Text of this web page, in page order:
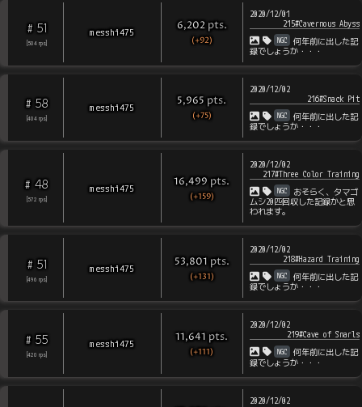
# 51
504 rps
messhi475 6,202 pts.
(+92)
2020/12/01
215#Cavernous Abyss
NGC
何年前に出した記
録でしょうか・・・
# 58
[404 rps
messhi475 5,965 pts.
(+75)
2020/12/02
216#Snack Pit
NGC
何年前に出した記
録でしょうか・・・
# 48
572 rps
messhi475 16,499 pts.
(+159)
2020/12/02
217#Three Color Training
NGC
おそらく、タマゴ
ムシ20匹回収した記録かと思
われます。
# 51
[496 rps
messhi475 53,801 pts.
(+131)
2020/12/02
218#Hazard Training
NGC
何年前に出した記
録でしょうか・・・
# 55
[420 rps
messhi475 11,641 pts.
(+111)
2020/12/02
219#Cave of Snarls
NGC
何年前に出した記
録でしょうか・・・
2020/12/02